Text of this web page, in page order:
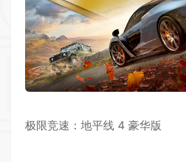
极限竞速：地平线 4 豪华版